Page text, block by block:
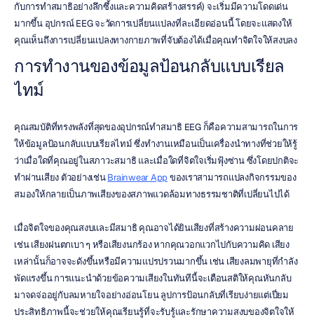
กับการทำสมาธิอย่างลึกซึ้งและความคิดสร้างสรรค์) จะเริ่มมีความโดดเด่น
มากขึ้น อุปกรณ์ EEG จะวัดการเปลี่ยนแปลงที่ละเอียดอ่อนนี้ โดยจะแสดงให้
คุณเห็นถึงการเปลี่ยนแปลงทางกายภาพที่จับต้องได้เมื่อคุณทำจิตใจให้สงบลง
การทำงานของข้อมูลป้อนกลับแบบเรียล
ไทม์
คุณสมบัติที่ทรงพลังที่สุดของอุปกรณ์ทำสมาธิ EEG ก็คือความสามารถในการ
ให้ข้อมูลป้อนกลับแบบเรียลไทม์ ซึ่งทำงานเหมือนเป็นเครื่องนำทางที่ช่วยให้รู้
ว่าเมื่อใดที่คุณอยู่ในสภาวะสมาธิ และเมื่อใดที่จิตใจเริ่มฟุ้งซ่าน ซึ่งโดยปกติจะ
ทำผ่านเสียง ตัวอย่างเช่น Brainwear App ของเราสามารถแปลงกิจกรรมของ
สมองให้กลายเป็นภาพเสียงของสภาพแวดล้อมทางธรรมชาติที่เปลี่ยนไปได้
เมื่อจิตใจของคุณสงบและมีสมาธิ คุณอาจได้ยินเสียงที่สร้างความผ่อนคลาย
เช่น เสียงฝนตกเบา ๆ หรือเสียงนกร้อง หากคุณวอกแวกไปกับความคิด เสียง
เหล่านั้นก็อาจจะดังขึ้นหรือมีความแปรปรวนมากขึ้น เช่น เสียงลมพายุที่กำลัง
พัดแรงขึ้น การแนะนำด้วยข้อความเสียงในทันทีนี้จะเตือนสติให้คุณหันกลับ
มาจดจ่ออยู่กับลมหายใจอย่างอ่อนโยน ลูปการป้อนกลับที่เรียบง่ายแต่เปี่ยม
ประสิทธิภาพนี้จะช่วยให้คุณเรียนรู้ที่จะรับรู้และรักษาความสงบของจิตใจให้